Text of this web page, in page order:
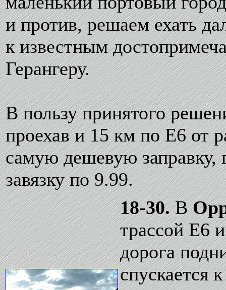
и против, решаем ехать
к известным
Герангеру.
В пользу принятого
проехав и 15 км по Е6 от
самую дешевую заправку,
завязку по 9.99.
18-30.В
трассой Е6
дорога
спускается